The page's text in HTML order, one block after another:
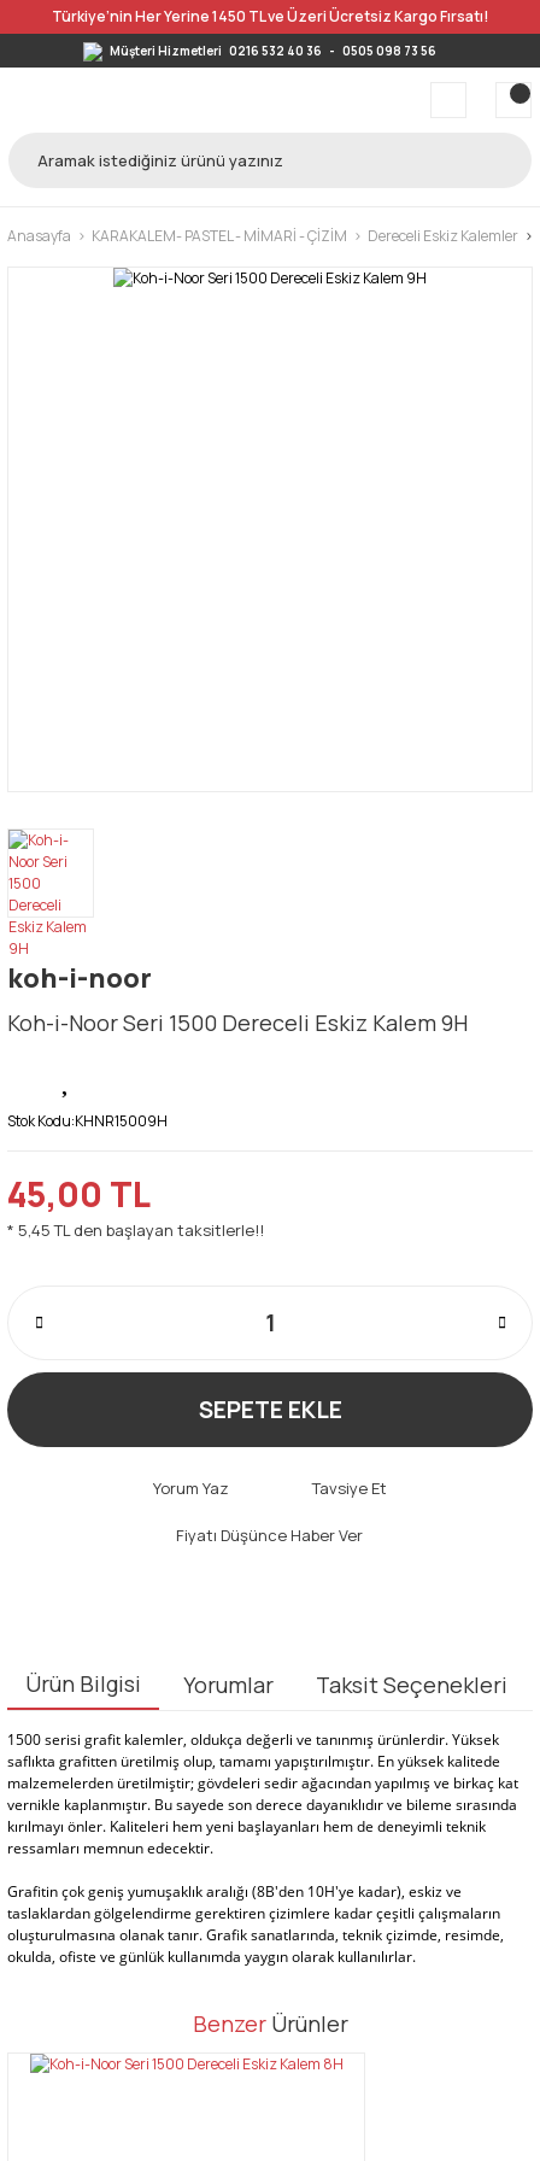
Türkiye’nin Her Yerine 1450 TL ve Üzeri Ücretsiz Kargo Fırsatı!
Müşteri Hizmetleri 0216 532 40 36 - 0505 098 73 56
Anasayfa KARAKALEM- PASTEL - MİMARİ - ÇİZİM Dereceli Eskiz Kalemler
koh-i-noor
Koh-i-Noor Seri 1500 Dereceli Eskiz Kalem 9H
Stok Kodu:KHNR15009H
45,00 TL
* 5,45 TL den başlayan taksitlerle!!
SEPETE EKLE
Yorum Yaz Tavsiye Et
Fiyatı Düşünce Haber Ver
Ürün Bilgisi Yorumlar Taksit Seçenekleri
1500 serisi grafit kalemler, oldukça değerli ve tanınmış ürünlerdir. Yüksek
saflıkta grafitten üretilmiş olup, tamamı yapıştırılmıştır. En yüksek kalitede
malzemelerden üretilmiştir; gövdeleri sedir ağacından yapılmış ve birkaç kat
vernikle kaplanmıştır. Bu sayede son derece dayanıklıdır ve bileme sırasında
kırılmayı önler. Kaliteleri hem yeni başlayanları hem de deneyimli teknik
ressamları memnun edecektir.
Grafitin çok geniş yumuşaklık aralığı (8B'den 10H'ye kadar), eskiz ve
taslaklardan gölgelendirme gerektiren çizimlere kadar çeşitli çalışmaların
oluşturulmasına olanak tanır. Grafik sanatlarında, teknik çizimde, resimde,
okulda, ofiste ve günlük kullanımda yaygın olarak kullanılırlar.
Bu ürüne ilk yorumu siz yapın!
Bu ürünün fiyat bilgisi, resim, ürün açıklamalarında ve diğer
tarafımıza iletebilirsiniz.
Benzer Ürünler